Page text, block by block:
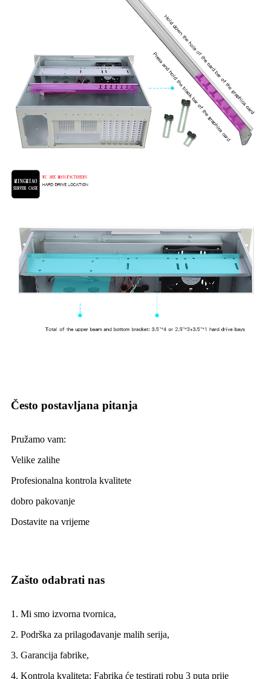
Često postavljana pitanja
Pružamo vam:
Velike zalihe
Profesionalna kontrola kvalitete
dobro pakovanje
Dostavite na vrijeme
Zašto odabrati nas
1. Mi smo izvorna tvornica,
2. Podrška za prilagođavanje malih serija,
3. Garancija fabrike,
4. Kontrola kvaliteta: Fabrika će testirati robu 3 puta prije